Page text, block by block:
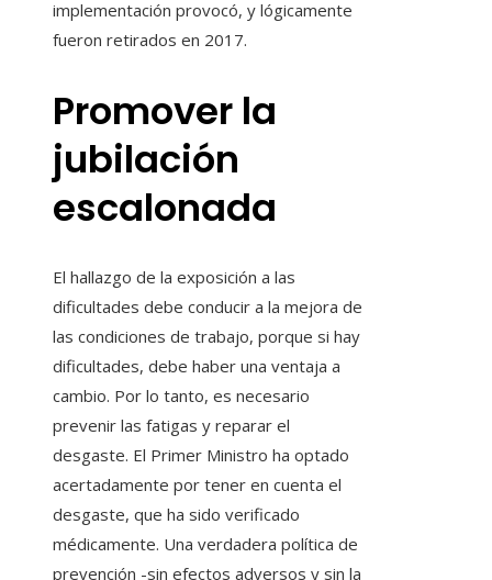
implementación provocó, y lógicamente
fueron retirados en 2017.
Promover la
jubilación
escalonada
El hallazgo de la exposición a las
dificultades debe conducir a la mejora de
las condiciones de trabajo, porque si hay
dificultades, debe haber una ventaja a
cambio. Por lo tanto, es necesario
prevenir las fatigas y reparar el
desgaste. El Primer Ministro ha optado
acertadamente por tener en cuenta el
desgaste, que ha sido verificado
médicamente. Una verdadera política de
prevención -sin efectos adversos y sin la